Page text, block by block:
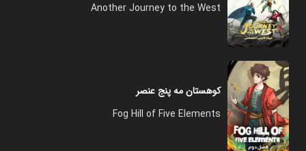
Another Journey to the West
کوهستان مه پنج عنصر
Fog Hill of Five Elements